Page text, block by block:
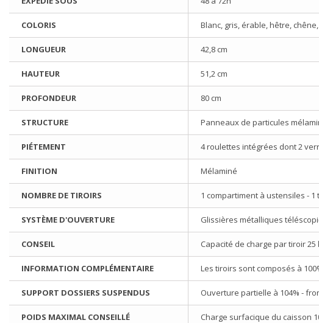
COLORIS Blanc, gris, érable, hêtre,
LONGUEUR 42,8 cm
HAUTEUR 51,2 cm
PROFONDEUR 80 cm
STRUCTURE Panneaux de particules
PIÉTEMENT 4 roulettes intégrées dont 2
FINITION Mélaminé
NOMBRE DE TIROIRS 1 compartiment à ustensiles -
SYSTÈME D'OUVERTURE Glissières métalliques
CONSEIL Capacité de charge par tiroir 25
INFORMATION COMPLÉMENTAIRE Les tiroirs sont composés à
SUPPORT DOSSIERS SUSPENDUS Ouverture partielle à 104% -
POIDS MAXIMAL CONSEILLÉ Charge surfacique du caisson